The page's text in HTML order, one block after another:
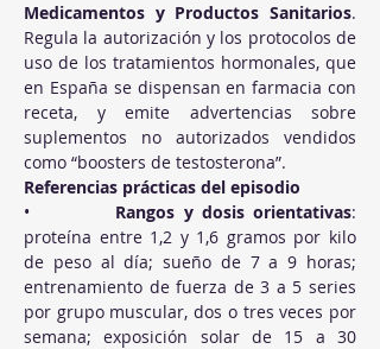
Medicamentos y Productos Sanitarios.
Regula la autorización y los protocolos de
uso de los tratamientos hormonales, que
en España se dispensan en farmacia con
receta, y emite advertencias sobre
suplementos no autorizados vendidos
como “boosters de testosterona”.
Referencias prácticas del episodio
• Rangos y dosis orientativas:
proteína entre 1,2 y 1,6 gramos por kilo
de peso al día; sueño de 7 a 9 horas;
entrenamiento de fuerza de 3 a 5 series
por grupo muscular, dos o tres veces por
semana; exposición solar de 15 a 30